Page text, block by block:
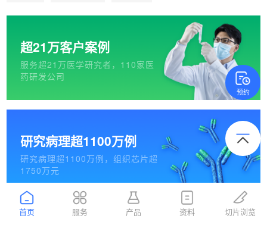
预约
超21万客户案例
服务超21万医学研究者，110家医
药研发公司
研究病理超1100万例
研究病理超1100万例，组织芯片超
1750万元
首页 服务 产品 资料 切片浏览